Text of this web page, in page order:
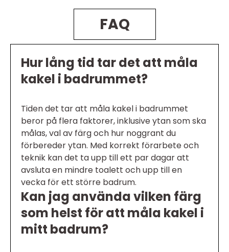
FAQ
Hur lång tid tar det att måla
kakel i badrummet?
Tiden det tar att måla kakel i badrummet
beror på flera faktorer, inklusive ytan som ska
målas, val av färg och hur noggrant du
förbereder ytan. Med korrekt förarbete och
teknik kan det ta upp till ett par dagar att
avsluta en mindre toalett och upp till en
vecka för ett större badrum.
Kan jag använda vilken färg
som helst för att måla kakel i
mitt badrum?